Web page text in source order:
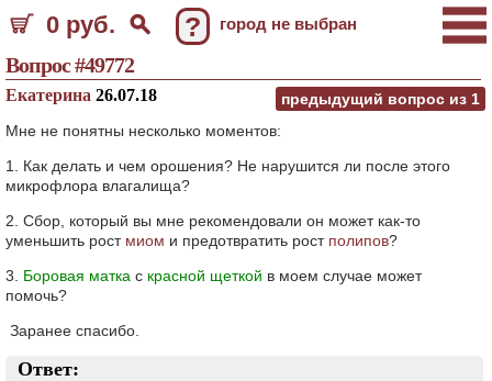
0 руб. ? город не выбран
Вопрос #49772
предыдущий вопрос из 1
Екатерина 26.07.18
Мне не понятны несколько моментов:
1. Как делать и чем орошения? Не нарушится ли после этого
микрофлора влагалища?
2. Сбор, который вы мне рекомендовали он может как-то
уменьшить рост миом и предотвратить рост полипов?
3. Боровая матка с красной щеткой в моем случае может
помочь?
Заранее спасибо.
Ответ: